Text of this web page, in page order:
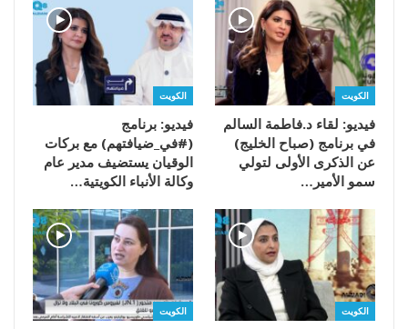
الكويت
فيديو: لقاء د.فاطمة السالم
في برنامج (صباح الخليج)
عن الذكرى الأولى لتولي
سمو الأمير…
الكويت
فيديو: برنامج
(#في_ضيافتهم) مع بركات
الوقيان يستضيف مدير عام
وكالة الأنباء الكويتية…
الكويت الكويت